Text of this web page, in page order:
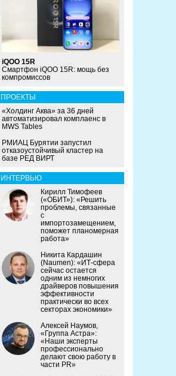
iQOO 15R
Смартфон iQOO 15R: мощь без
компромиссов
ПРОЕКТЫ
«Холдинг Аква» за 36 дней
автоматизировал комплаенс в
MWS Tables
РМИАЦ Бурятии запустил
отказоустойчивый кластер на
базе РЕД ВИРТ
ИНТЕРВЬЮ
Кирилл Тимофеев
(«ОБИТ»): «Решить
проблемы, связанные
с
импортозамещением,
поможет планомерная
работа»
Никита Кардашин
(Naumen): «ИТ-сфера
сейчас остается
одним из немногих
драйверов повышения
эффективности
практически во всех
секторах экономики»
Алексей Наумов,
«Группа Астра»:
«Наши эксперты
профессионально
делают свою работу в
части PR»